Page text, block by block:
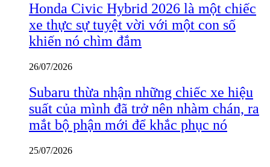
Honda Civic Hybrid 2026 là một chiếc
xe thực sự tuyệt vời với một con số
khiến nó chìm đắm
26/07/2026
Subaru thừa nhận những chiếc xe hiệu
suất của mình đã trở nên nhàm chán, ra
mắt bộ phận mới để khắc phục nó
25/07/2026